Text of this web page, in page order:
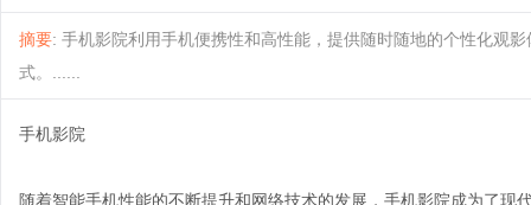
摘要: 手机影院利用手机便携性和高性能，提供随时随地的个性化观
式。......
手机影院
随着智能手机性能的不断提升和网络技术的发展，手机影院成为了